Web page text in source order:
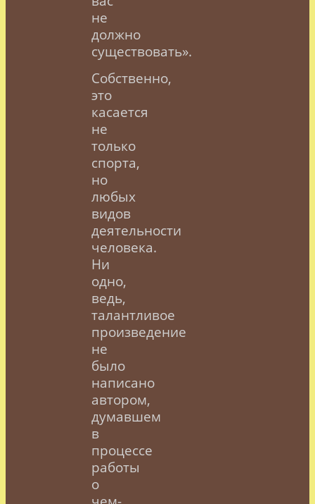
не
должно
существовать».
Собственно,
это
касается
не
только
спорта,
но
любых
видов
деятельности
человека.
Ни
одно,
ведь,
талантливое
произведение
не
было
написано
автором,
думавшем
в
процессе
работы
о